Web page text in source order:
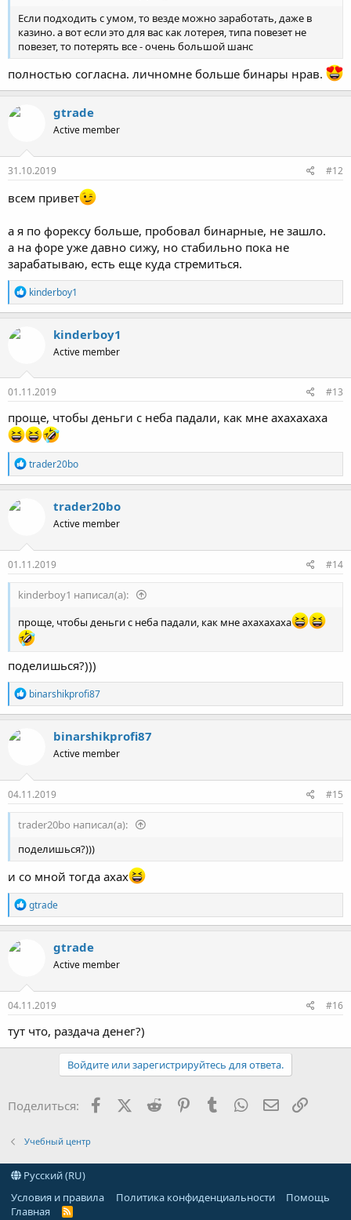
Если подходить с умом, то везде можно заработать, даже в
казино. а вот если это для вас как лотерея, типа повезет не
повезет, то потерять все - очень большой шанс
полностью согласна. личномне больше бинары нрав.
gtrade
Active member
31.10.2019 #12
всем привет
а я по форексу больше, пробовал бинарные, не зашло.
а на форе уже давно сижу, но стабильно пока не
зарабатываю, есть еще куда стремиться.
Р
е
а
:
kinderboy1
kinderboy1
Active member
01.11.2019 #13
проще, чтобы деньги с неба падали, как мне ахахахаха
Р
е
а
:
trader20bo
trader20bo
Active member
01.11.2019 #14
kinderboy1 написал(а):
проще, чтобы деньги с неба падали, как мне ахахахаха
поделишься?)))
Р
е
а
:
binarshikprofi87
binarshikprofi87
Active member
04.11.2019 #15
trader20bo написал(а):
поделишься?)))
и со мной тогда ахах
Р
е
а
:
gtrade
gtrade
Active member
04.11.2019 #16
тут что, раздача денег?)
Войдите или зарегистрируйтесь для ответа.
Поделиться: FacebookX (Twitter)
Reddit PinterestTumblr WhatsApp
Учебный центр
Русский (RU)
Условия и правила
Политика конфиденциальности
Помощь
Главная
R